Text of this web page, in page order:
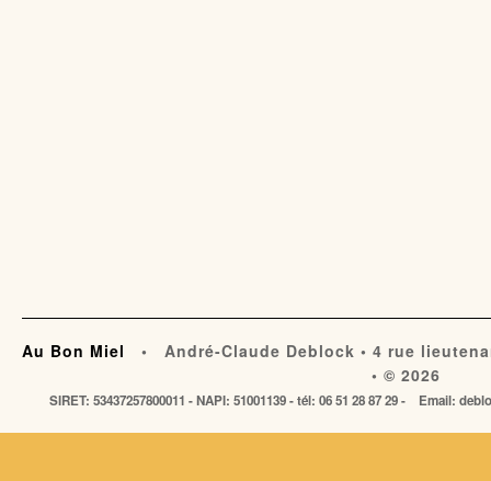
Au Bon Miel
• André-Claude Deblock • 4 rue
• © 2026
SIRET: 53437257800011 - NAPI: 51001139 - tél: 06 51 28 87 29 - Email: